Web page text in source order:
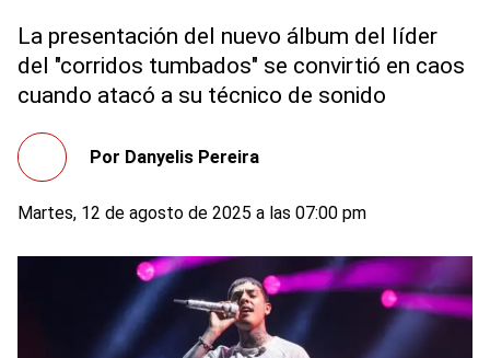
La presentación del nuevo álbum del líder
del "corridos tumbados" se convirtió en caos
cuando atacó a su técnico de sonido
Por Danyelis Pereira
Martes, 12 de agosto de 2025 a las 07:00 pm